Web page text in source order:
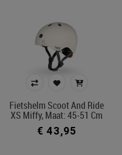
Fietshelm Scoot And Ride
XS Miffy, Maat: 45-51 Cm
€ 43,95